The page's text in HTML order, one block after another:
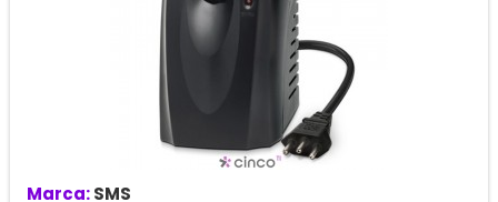
Marca:SMS